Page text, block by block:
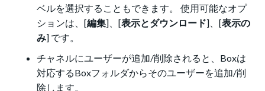
ベルを選択することもできます。 使用可能なオプ
ションは、[編集]、[表示とダウンロード]、[表示の
み] です。
チャネルにユーザーが追加/削除されると、Boxは
対応するBoxフォルダからそのユーザーを追加/削
除します。